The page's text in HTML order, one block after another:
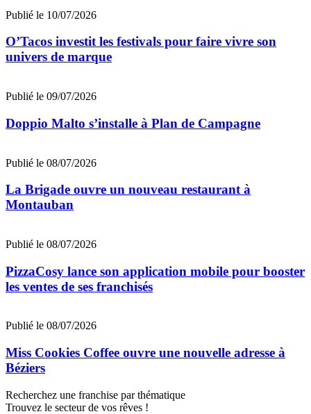
Publié le 10/07/2026
O’Tacos investit les festivals pour faire vivre son
univers de marque
Publié le 09/07/2026
Doppio Malto s’installe à Plan de Campagne
Publié le 08/07/2026
La Brigade ouvre un nouveau restaurant à
Montauban
Publié le 08/07/2026
PizzaCosy lance son application mobile pour booster
les ventes de ses franchisés
Publié le 08/07/2026
Miss Cookies Coffee ouvre une nouvelle adresse à
Béziers
Recherchez une franchise par thématique
Trouvez le secteur de vos rêves !